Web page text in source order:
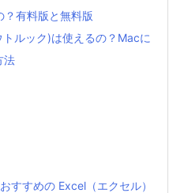
有料版と無料版
ルック)は使えるの？Macに
法
すすめの Excel（エクセル）